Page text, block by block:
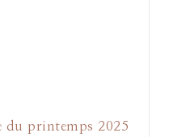
printemps 2025